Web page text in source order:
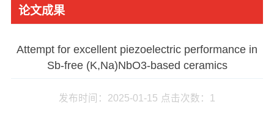
论文成果
Attempt for excellent piezoelectric performance in
Sb-free (K,Na)NbO3-based ceramics
发布时间：2025-01-15 点击次数： 1